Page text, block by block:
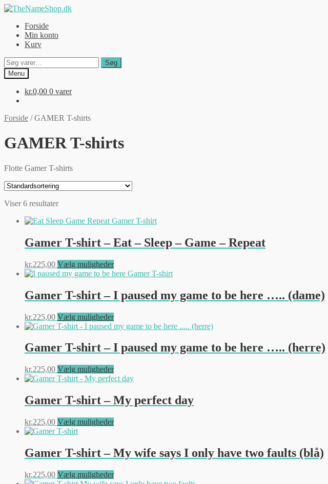
Spring
navigation
Spring
indholdForside
Min konto
Kurv
Søg
efter:
Søg
Menu
kr.0,00 0 varer
Forside /GAMER T-shirts
GAMER T-shirts
Flotte Gamer T-shirts
Viser 6 resultater
Gamer T-shirt – Eat – Sleep – Game – Repeat
kr.225,00 Vælg mulighederDette
vare
flere
varianter.
kan
vælges
varesiden
Gamer T-shirt – I paused my game to be here ….. (dame)
kr.225,00 Vælg mulighederDette
vare
flere
varianter.
kan
vælges
varesiden
Gamer T-shirt – I paused my game to be here ….. (herre)
kr.225,00 Vælg mulighederDette
vare
flere
varianter.
kan
varesiden
Gamer T-shirt – My perfect day
kr.225,00 Vælg mulighederDette
flere
varianter.
kan
Gamer T-shirt – My wife says I only have two faults (blå)
kr.225,00 Vælg mulighederDette